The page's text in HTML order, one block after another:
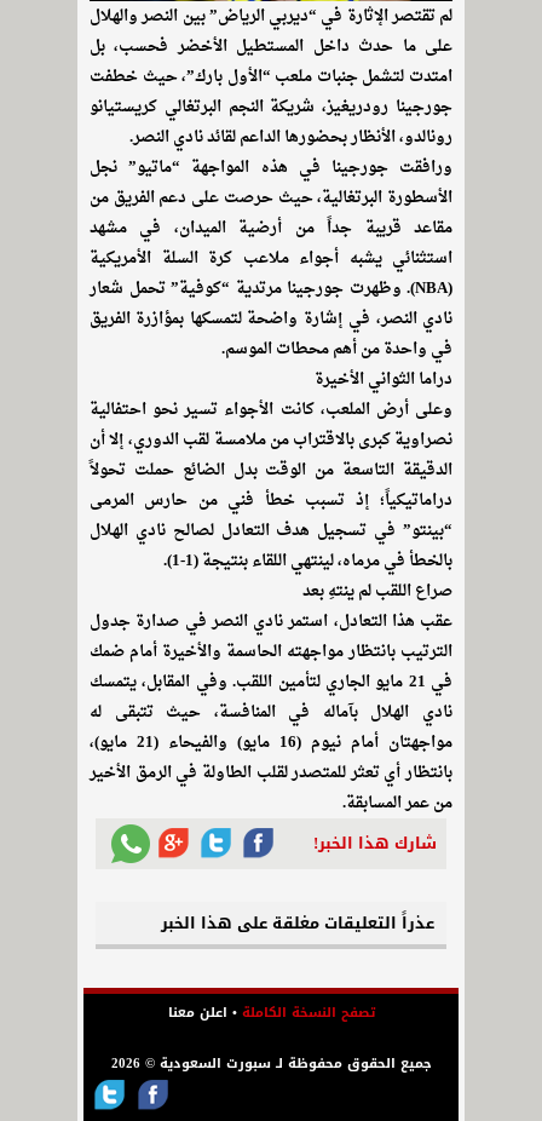
لم تقتصر الإثارة في “ديربي الرياض” بين النصر والهلال
على ما حدث داخل المستطيل الأخضر فحسب، بل
امتدت لتشمل جنبات ملعب “الأول بارك”، حيث خطفت
جورجينا رودريغيز، شريكة النجم البرتغالي كريستيانو
رونالدو، الأنظار بحضورها الداعم لقائد نادي النصر.
ورافقت جورجينا في هذه المواجهة “ماتيو” نجل
الأسطورة البرتغالية، حيث حرصت على دعم الفريق من
مقاعد قريبة جداً من أرضية الميدان، في مشهد
استثنائي يشبه أجواء ملاعب كرة السلة الأمريكية
(NBA). وظهرت جورجينا مرتدية “كوفية” تحمل شعار
نادي النصر، في إشارة واضحة لتمسكها بمؤازرة الفريق
في واحدة من أهم محطات الموسم.
دراما الثواني الأخيرة
وعلى أرض الملعب، كانت الأجواء تسير نحو احتفالية
نصراوية كبرى بالاقتراب من ملامسة لقب الدوري، إلا أن
الدقيقة التاسعة من الوقت بدل الضائع حملت تحولاً
دراماتيكياً؛ إذ تسبب خطأ فني من حارس المرمى
“بينتو” في تسجيل هدف التعادل لصالح نادي الهلال
بالخطأ في مرماه، لينتهي اللقاء بنتيجة (1-1).
صراع اللقب لم ينتهِ بعد
عقب هذا التعادل، استمر نادي النصر في صدارة جدول
الترتيب بانتظار مواجهته الحاسمة والأخيرة أمام ضمك
في 21 مايو الجاري لتأمين اللقب. وفي المقابل، يتمسك
نادي الهلال بآماله في المنافسة، حيث تتبقى له
مواجهتان أمام نيوم (16 مايو) والفيحاء (21 مايو)،
بانتظار أي تعثر للمتصدر لقلب الطاولة في الرمق الأخير
من عمر المسابقة.
شارك هذا الخبر!
عذراً التعليقات مغلقة على هذا الخبر
تصفح النسخة الكاملة• اعلن معنا
جميع الحقوق محفوظة لـ سبورت السعودية © 2026